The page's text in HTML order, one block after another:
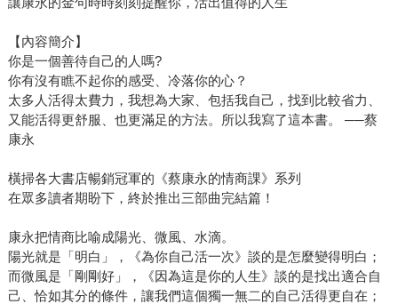
【內容簡介】
你是一個善待自己的人嗎?
你有沒有瞧不起你的感受、冷落你的心？
太多人活得太費力，我想為大家、包括我自己，找到比較省力、
又能活得更舒服、也更滿足的方法。所以我寫了這本書。 ──蔡
康永
橫掃各大書店暢銷冠軍的《蔡康永的情商課》系列
在眾多讀者期盼下，終於推出三部曲完結篇！
康永把情商比喻成陽光、微風、水滴。
陽光就是「明白」，《為你自己活一次》談的是怎麼變得明白；
而微風是「剛剛好」，《因為這是你的人生》談的是找出適合自
己、恰如其分的條件，讓我們這個獨一無二的自己活得更自在；